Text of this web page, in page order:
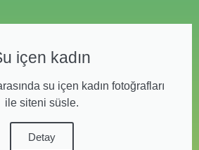
içen kadın
su içen kadın fotoğrafları
ile siteni süsle.
Detay